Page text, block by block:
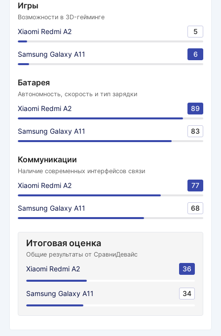
Игры
Возможности в 3D-гейминге
Xiaomi Redmi A2 5
Samsung Galaxy A11 6
Батарея
Автономность, скорость и тип зарядки
Xiaomi Redmi A2 89
Samsung Galaxy A11 83
Коммуникации
Наличие современных интерфейсов связи
Xiaomi Redmi A2 77
Samsung Galaxy A11 68
Итоговая оценка
Общие результаты от СравниДевайс
Xiaomi Redmi A2 36
Samsung Galaxy A11 34